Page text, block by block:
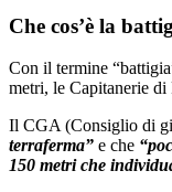
Che cos’è la
Con il termine
metri, le Capitanerie di
Il CGA (Consiglio di
terraferma” e che
150 metri che